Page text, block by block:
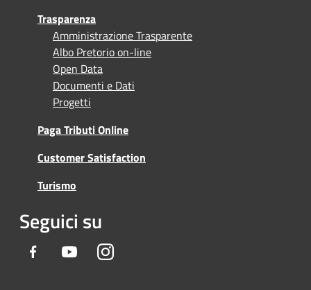
Trasparenza
Amministrazione Trasparente
Albo Pretorio on-line
Open Data
Documenti e Dati
Progetti
Paga Tributi Online
Customer Satisfaction
Turismo
Seguici su
Facebook YoutubeInstagram